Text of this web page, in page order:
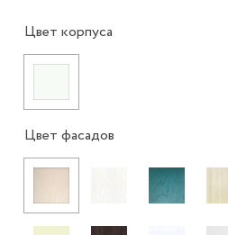
Цвет корпуса
Цвет фасадов